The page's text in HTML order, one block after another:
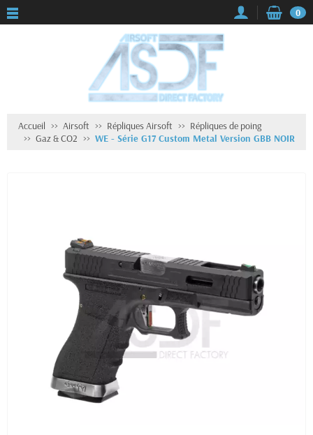
0
Accueil Airsoft Répliques Airsoft
Répliques de poing
Gaz & CO2
WE - Série G17 Custom Metal Version GBB NOIR